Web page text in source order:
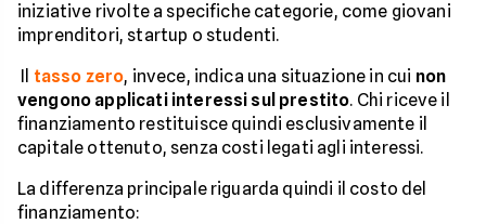
iniziative rivolte a specifiche categorie, come giovani
imprenditori, startup o studenti.
Il tasso zero, invece, indica una situazione in cui non
vengono applicati interessi sul prestito. Chi riceve il
finanziamento restituisce quindi esclusivamente il
capitale ottenuto, senza costi legati agli interessi.
La differenza principale riguarda quindi il costo del
finanziamento: